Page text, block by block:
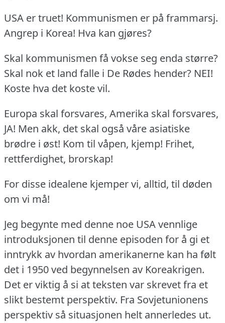
USA er truet! Kommunismen er på frammarsj.
Angrep i Korea! Hva kan gjøres?
Skal kommunismen få vokse seg enda større?
Skal nok et land falle i De Rødes hender? NEI!
Koste hva det koste vil.
Europa skal forsvares, Amerika skal forsvares,
JA! Men akk, det skal også våre asiatiske
brødre i øst! Kom til våpen, kjemp! Frihet,
rettferdighet, brorskap!
For disse idealene kjemper vi, alltid, til døden
om vi må!
Jeg begynte med denne noe USA vennlige
introduksjonen til denne episoden for å gi et
inntrykk av hvordan amerikanerne kan ha følt
det i 1950 ved begynnelsen av Koreakrigen.
Det er viktig å si at teksten var skrevet fra et
slikt bestemt perspektiv. Fra Sovjetunionens
perspektiv så situasjonen helt annerledes ut.